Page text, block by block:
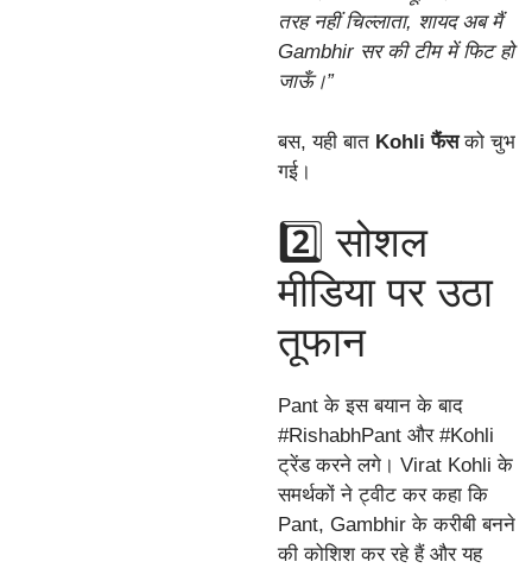
तरह नहीं चिल्लाता, शायद अब मैं
Gambhir सर की टीम में फिट हो
जाऊँ।”
बस, यही बात Kohli फैंसको चुभ
गई।
2️⃣ सोशल
मीडिया पर उठा
तूफान
Pant के इस बयान के बाद
#RishabhPant और #Kohli
ट्रेंड करने लगे। Virat Kohli के
समर्थकों ने ट्वीट कर कहा कि
Pant, Gambhir के करीबी बनने
की कोशिश कर रहे हैं और यह